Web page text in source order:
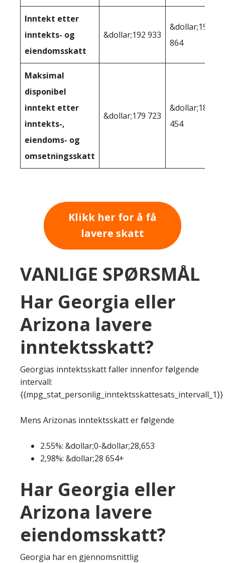
Inntekt etter
inntekts- og
eiendomsskatt
&dollar;192 933
&dollar;198
864
Maksimal
disponibel
inntekt etter
inntekts-,
eiendoms- og
omsetningsskatt
&dollar;179 723
&dollar;183
454
Klikk her for å få
lavere skatt
VANLIGE SPØRSMÅL
Har Georgia eller
Arizona lavere
inntektsskatt?
Georgias inntektsskatt faller innenfor følgende
intervall:
{{mpg_stat_personlig_inntektsskattesats_intervall_1}}
Mens Arizonas inntektsskatt er følgende
2.55%: &dollar;0-&dollar;28,653
2,98%: &dollar;28 654+
Har Georgia eller
Arizona lavere
eiendomsskatt?
Georgia har en gjennomsnittlig